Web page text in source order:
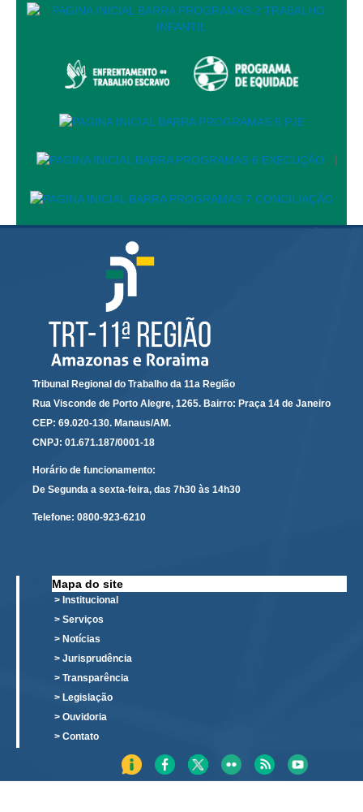
Biblioteca Digital
Diário Eletrônico JT
Diário Oficial
Eliminação de Autos
Produtividade dos magistrados
Regimento Interno
Regulamento Geral
Resolução do Plantão Judiciário
Manuais do CNJ
Estrutura Organizacional
Protocolos de Julgamento
Ouvidoria
Faça sua Manifestação
Relatórios Estatísticos
Consulte o seu Processo Trabalhista
Lei Geral de Proteção de Dados - LGPD
Integração das Ouvidorias
O que é Ouvidoria?
Carta de Serviços à Cidadania
Ouvidoria no CSJT
Dúvidas Frequentes
|
Tribunal Regional do Trabalho da 11a Região
Rua Visconde de Porto Alegre, 1265. Bairro: Praça 14 de Janeiro
CEP: 69.020-130. Manaus/AM.
CNPJ: 01.671.187/0001-18
Horário de funcionamento:
De Segunda a sexta-feira, das 7h30 às 14h30
Telefone: 0800-923-6210
Mapa do site
> Institucional
> Serviços
> Notícias
> Jurisprudência
> Transparência
> Legislação
> Ouvidoria
> Contato